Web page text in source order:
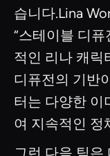
습니다.Lina
“스테이블 디
적인 리나 캐릭
디퓨전의 기반
터는 다양한 이
여 지속적인 정
그런 다음 팀은